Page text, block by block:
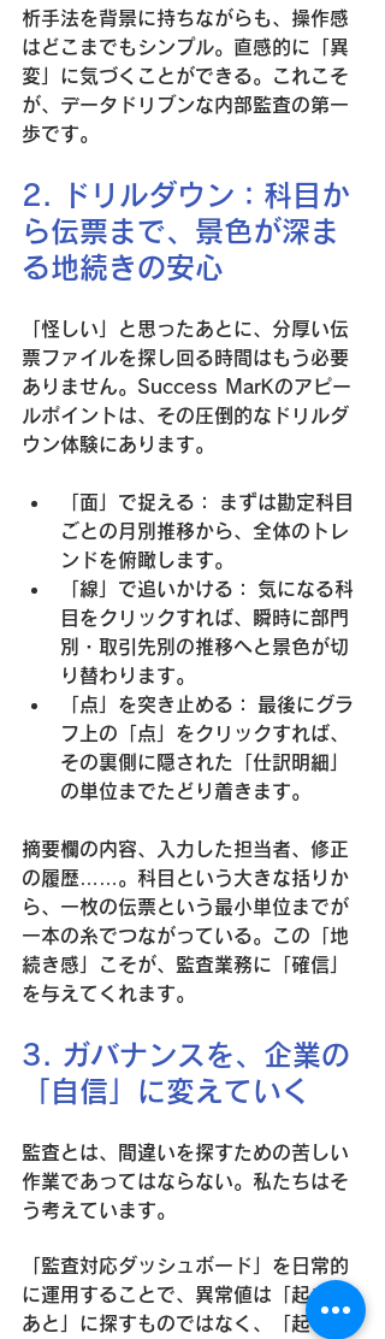
析手法を背景に持ちながらも、操作感
はどこまでもシンプル。直感的に「異
変」に気づくことができる。これこそ
が、データドリブンな内部監査の第一
歩です。
2. ドリルダウン：科目か
ら伝票まで、景色が深ま
る地続きの安心
「怪しい」と思ったあとに、分厚い伝
票ファイルを探し回る時間はもう必要
ありません。Success MarKのアピー
ルポイントは、その圧倒的なドリルダ
ウン体験にあります。
「面」で捉える： まずは勘定科目
ごとの月別推移から、全体のトレ
ンドを俯瞰します。
「線」で追いかける： 気になる科
目をクリックすれば、瞬時に部門
別・取引先別の推移へと景色が切
り替わります。
「点」を突き止める： 最後にグラ
フ上の「点」をクリックすれば、
その裏側に隠された「仕訳明細」
の単位までたどり着きます。
摘要欄の内容、入力した担当者、修正
の履歴……。科目という大きな括りか
ら、一枚の伝票という最小単位までが
一本の糸でつながっている。この「地
続き感」こそが、監査業務に「確信」
を与えてくれます。
3. ガバナンスを、企業の
「自信」に変えていく
監査とは、間違いを探すための苦しい
作業であってはならない。私たちはそ
う考えています。
「監査対応ダッシュボード」を日常的
に運用することで、異常値は「起きた
あと」に探すものではなく、「起きる